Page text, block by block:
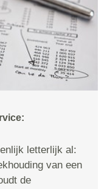
letterlijk al:
van een
de